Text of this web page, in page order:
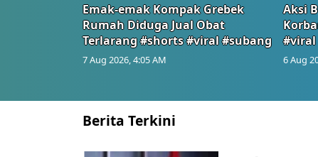
Emak-emak Kompak Grebek
Rumah Diduga Jual Obat
Terlarang #shorts #viral #subang
7 Aug 2026, 4:05 AM
Aksi
#viral
6 Aug
Berita Terkini